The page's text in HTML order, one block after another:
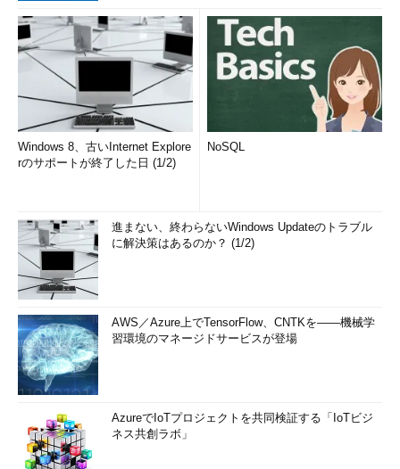
Windows 8、古いInternet Explore
rのサポートが終了した日 (1/2)
NoSQL
進まない、終わらないWindows Updateのトラブル
に解決策はあるのか？ (1/2)
AWS／Azure上でTensorFlow、CNTKを――機械学
習環境のマネージドサービスが登場
AzureでIoTプロジェクトを共同検証する「IoTビジ
ネス共創ラボ」